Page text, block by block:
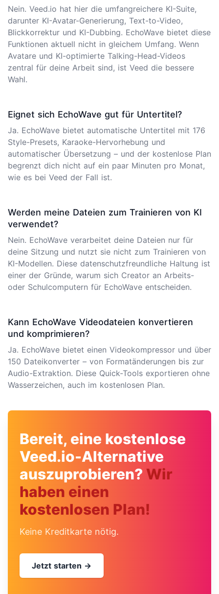
Nein. Veed.io hat hier die umfangreichere KI-Suite,
darunter KI-Avatar-Generierung, Text-to-Video,
Blickkorrektur und KI-Dubbing. EchoWave bietet diese
Funktionen aktuell nicht in gleichem Umfang. Wenn
Avatare und KI-optimierte Talking-Head-Videos
zentral für deine Arbeit sind, ist Veed die bessere
Wahl.
Eignet sich EchoWave gut für Untertitel?
Ja. EchoWave bietet automatische Untertitel mit 176
Style-Presets, Karaoke-Hervorhebung und
automatischer Übersetzung – und der kostenlose Plan
begrenzt dich nicht auf ein paar Minuten pro Monat,
wie es bei Veed der Fall ist.
Werden meine Dateien zum Trainieren von KI
verwendet?
Nein. EchoWave verarbeitet deine Dateien nur für
deine Sitzung und nutzt sie nicht zum Trainieren von
KI-Modellen. Diese datenschutzfreundliche Haltung ist
einer der Gründe, warum sich Creator an Arbeits-
oder Schulcomputern für EchoWave entscheiden.
Kann EchoWave Videodateien konvertieren
und komprimieren?
Ja. EchoWave bietet einen Videokompressor und über
150 Dateikonverter – von Formatänderungen bis zur
Audio-Extraktion. Diese Quick-Tools exportieren ohne
Wasserzeichen, auch im kostenlosen Plan.
Bereit, eine kostenlose
Veed.io-Alternative
auszuprobieren? Wir
haben einen
kostenlosen Plan!
Keine Kreditkarte nötig.
Jetzt starten →